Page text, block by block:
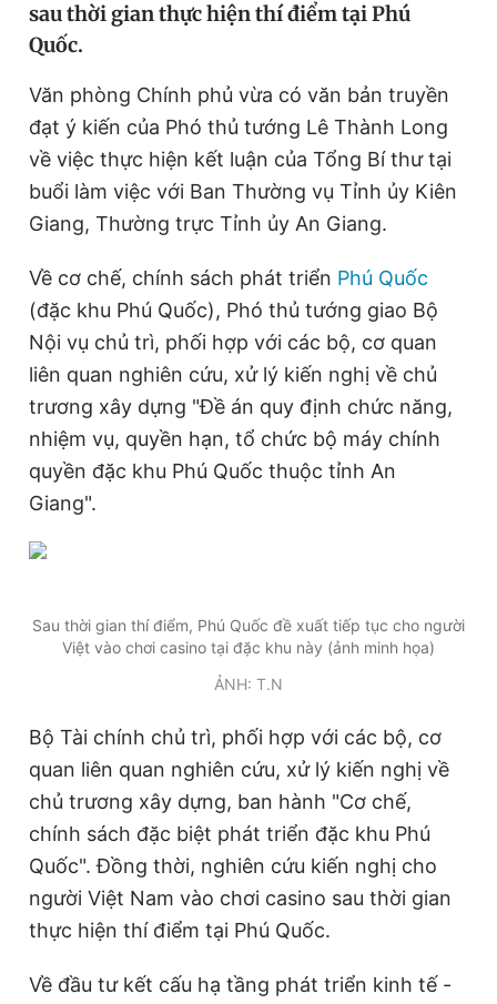
Sản phẩm khác
Thông tin tòa soạn Liên hệ quảng cáo
Đọc Thanh Niên trên điện thoại
Theo dõi báo trên
Hotline
0906 645 777
Liên hệ quảng cáo
Đặt báo
Phó tổng biên tập thường trực: Hải Thành
Phó tổng biên tập: Lâm Hiếu Dũng
Phó tổng biên tập: Trần Việt Hưng
Tổng thư ký tòa soạn: Đức Trung
© 2003-2026 Bản quyền thuộc về Báo Thanh Niên. Cấm sao
bản. Phát triển bởi ePi Technologies, JSC.
sau thời gian thực hiện thí điểm tại Phú
Quốc.
Văn phòng Chính phủ vừa có văn bản truyền
đạt ý kiến của Phó thủ tướng Lê Thành Long
về việc thực hiện kết luận của Tổng Bí thư tại
buổi làm việc với Ban Thường vụ Tỉnh ủy Kiên
Giang, Thường trực Tỉnh ủy An Giang.
Về cơ chế, chính sách phát triển Phú Quốc
(đặc khu Phú Quốc), Phó thủ tướng giao Bộ
Nội vụ chủ trì, phối hợp với các bộ, cơ quan
liên quan nghiên cứu, xử lý kiến nghị về chủ
trương xây dựng "Đề án quy định chức năng,
nhiệm vụ, quyền hạn, tổ chức bộ máy chính
quyền đặc khu Phú Quốc thuộc tỉnh An
Giang".
Sau thời gian thí điểm, Phú Quốc đề xuất tiếp tục cho người
Việt vào chơi casino tại đặc khu này (ảnh minh họa)
ẢNH: T.N
Bộ Tài chính chủ trì, phối hợp với các bộ, cơ
quan liên quan nghiên cứu, xử lý kiến nghị về
chủ trương xây dựng, ban hành "Cơ chế,
chính sách đặc biệt phát triển đặc khu Phú
Quốc". Đồng thời, nghiên cứu kiến nghị cho
người Việt Nam vào chơi casino sau thời gian
thực hiện thí điểm tại Phú Quốc.
Về đầu tư kết cấu hạ tầng phát triển kinh tế -